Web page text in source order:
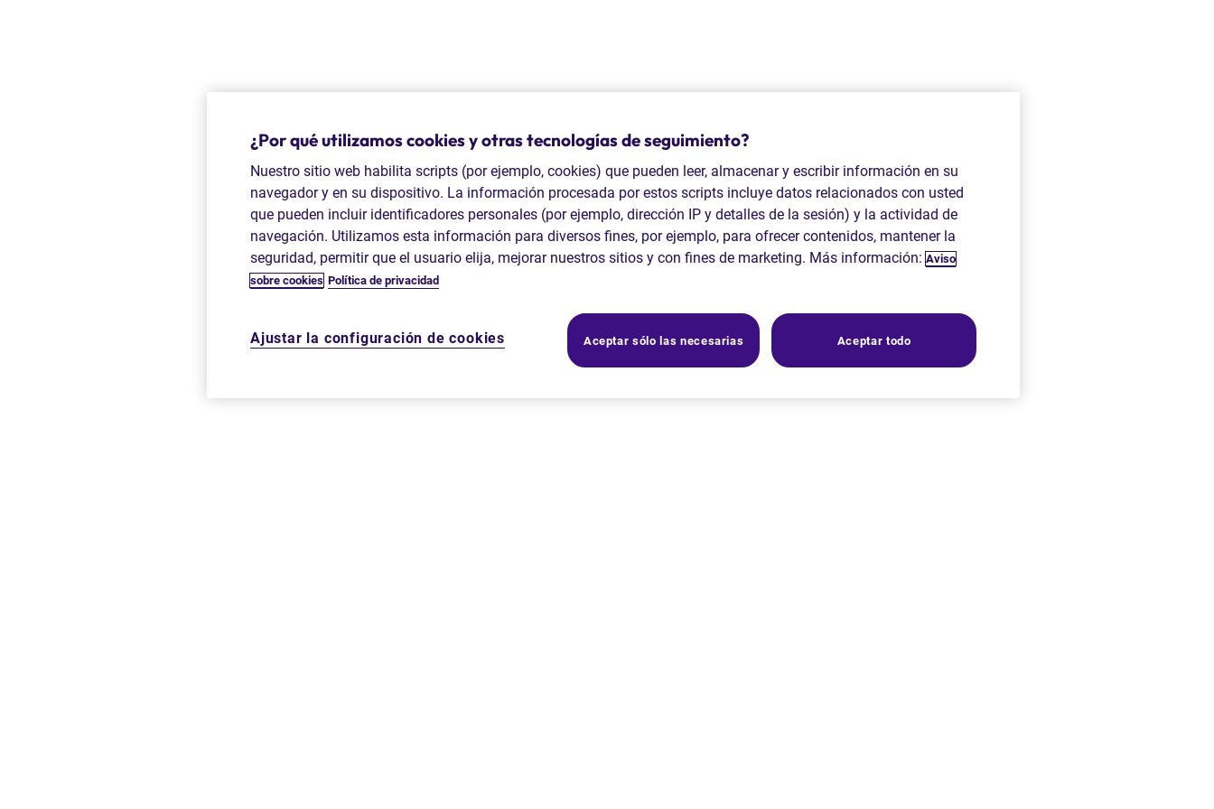
¿Por qué utilizamos cookies y otras tecnologías de seguimiento?
Nuestro sitio web habilita scripts (por ejemplo, cookies) que pueden leer, almacenar y escribir información en su
navegador y en su dispositivo. La información procesada por estos scripts incluye datos relacionados con usted
que pueden incluir identificadores personales (por ejemplo, dirección IP y detalles de la sesión) y la actividad de
navegación. Utilizamos esta información para diversos fines, por ejemplo, para ofrecer contenidos, mantener la
seguridad, permitir que el usuario elija, mejorar nuestros sitios y con fines de marketing. Más información: Aviso
sobre cookies Política de privacidad
Ajustar la configuración de cookies Aceptar sólo las necesarias Aceptar todo